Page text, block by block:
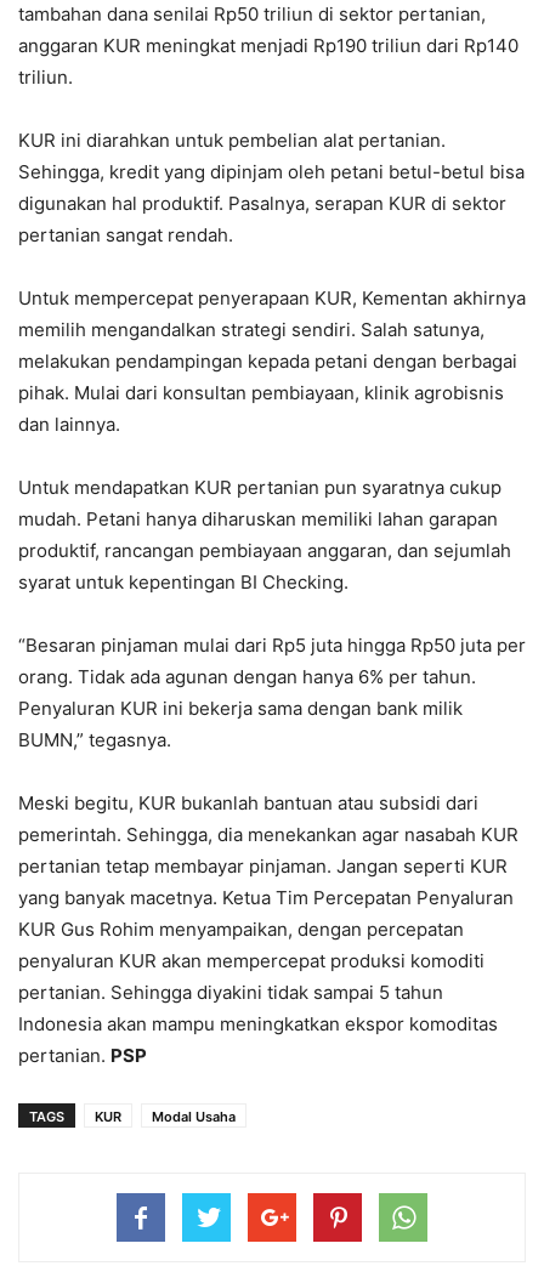
tambahan dana senilai Rp50 triliun di sektor pertanian,
anggaran KUR meningkat menjadi Rp190 triliun dari Rp140
triliun.
KUR ini diarahkan untuk pembelian alat pertanian.
Sehingga, kredit yang dipinjam oleh petani betul-betul bisa
digunakan hal produktif. Pasalnya, serapan KUR di sektor
pertanian sangat rendah.
Untuk mempercepat penyerapaan KUR, Kementan akhirnya
memilih mengandalkan strategi sendiri. Salah satunya,
melakukan pendampingan kepada petani dengan berbagai
pihak. Mulai dari konsultan pembiayaan, klinik agrobisnis
dan lainnya.
Untuk mendapatkan KUR pertanian pun syaratnya cukup
mudah. Petani hanya diharuskan memiliki lahan garapan
produktif, rancangan pembiayaan anggaran, dan sejumlah
syarat untuk kepentingan BI Checking.
“Besaran pinjaman mulai dari Rp5 juta hingga Rp50 juta per
orang. Tidak ada agunan dengan hanya 6% per tahun.
Penyaluran KUR ini bekerja sama dengan bank milik
BUMN,” tegasnya.
Meski begitu, KUR bukanlah bantuan atau subsidi dari
pemerintah. Sehingga, dia menekankan agar nasabah KUR
pertanian tetap membayar pinjaman. Jangan seperti KUR
yang banyak macetnya. Ketua Tim Percepatan Penyaluran
KUR Gus Rohim menyampaikan, dengan percepatan
penyaluran KUR akan mempercepat produksi komoditi
pertanian. Sehingga diyakini tidak sampai 5 tahun
Indonesia akan mampu meningkatkan ekspor komoditas
pertanian. PSP
TAGS KUR Modal Usaha